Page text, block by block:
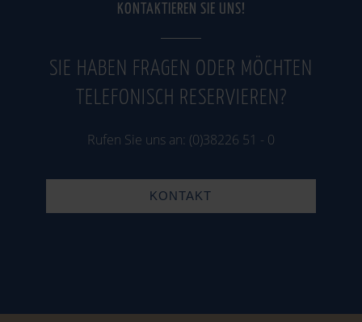
KONTAKTIEREN SIE UNS!
SIE HABEN FRAGEN ODER MÖCHTEN
TELEFONISCH RESERVIEREN?
Rufen Sie uns an: (0)38226 51 - 0
KONTAKT